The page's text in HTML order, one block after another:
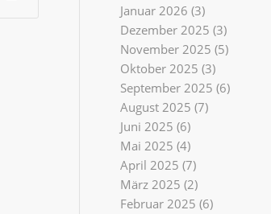
Januar 2026 (3)
Dezember 2025 (3)
November 2025 (5)
Oktober 2025 (3)
September 2025 (6)
August 2025 (7)
Juni 2025 (6)
Mai 2025 (4)
April 2025 (7)
März 2025 (2)
Februar 2025 (6)